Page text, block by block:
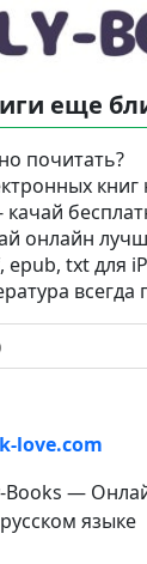
еще
почитать?
книг
онлайн
txt для
всегда
love.com
—
языке